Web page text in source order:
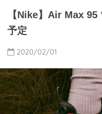
【Nike】Air Max
予定
2020/02/01